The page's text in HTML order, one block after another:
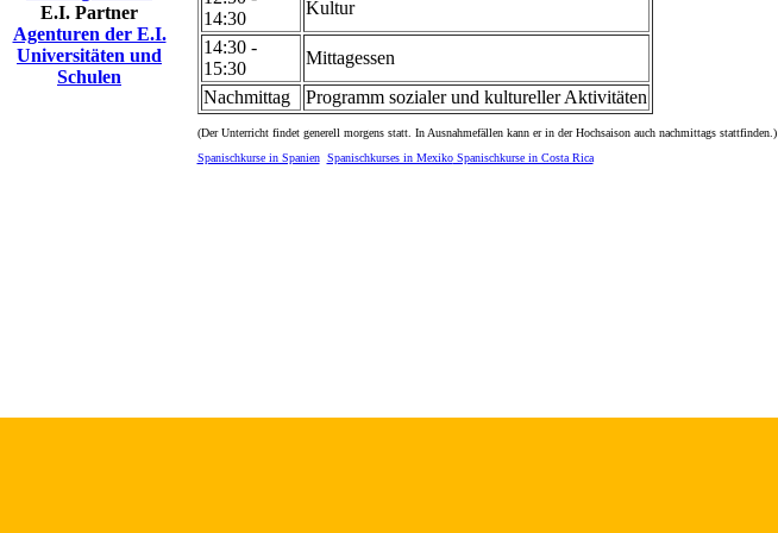
E.I. Partner
Agenturen der E.I.
Universitäten und
Schulen
14:30
Kultur
14:30 -
15:30
Mittagessen
Nachmittag
Programm sozialer und kultureller Aktivitäten
(Der Unterricht findet generell morgens statt. In Ausnahmefällen kann er in der Hochsaison auch nachmittags stattfinden.)
Spanischkurse in Spanien Spanischkurses in MexikoSpanischkurse in Costa Rica